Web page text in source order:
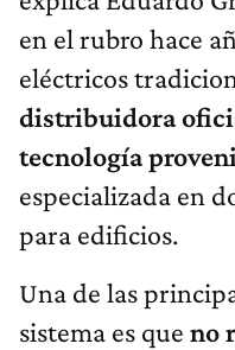
en el rubro hace
eléctricos
distribuidora
tecnología
especializada en
para edificios.
Una de las
sistema es que no